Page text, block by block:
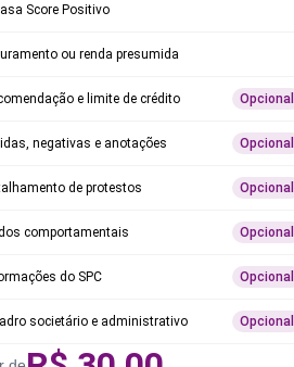
Score Positivo
ou renda presumida
e limite de crédito Opcional
negativas e anotações Opcional
de protestos Opcional
comportamentais Opcional
do SPC Opcional
societário e administrativo Opcional